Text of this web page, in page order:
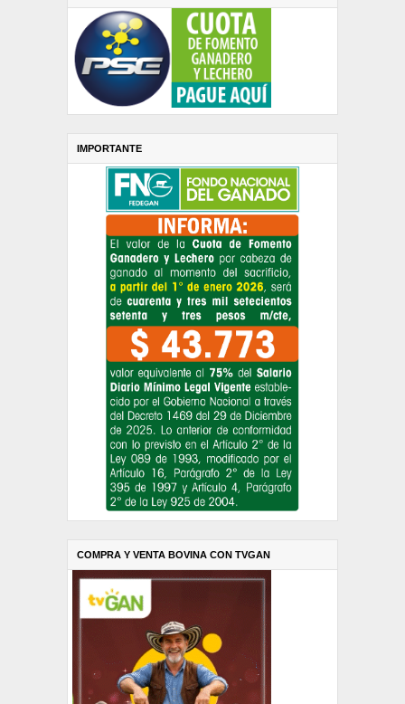
IMPORTANTE
COMPRA Y VENTA BOVINA CON TVGAN